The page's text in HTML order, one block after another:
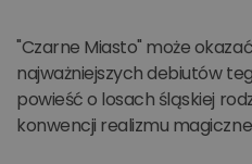
"Czarne Miasto" może
najważniejszych debiutów
powieść o losach śląskiej
konwencji realizmu